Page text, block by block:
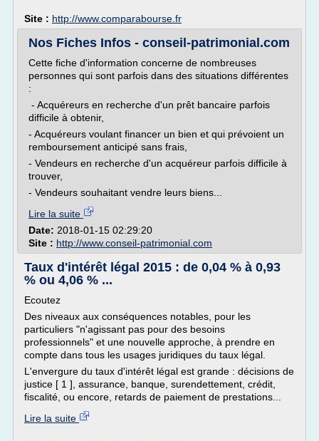
Site : http://www.comparabourse.fr
Nos Fiches Infos - conseil-patrimonial.com
Cette fiche d'information concerne de nombreuses
personnes qui sont parfois dans des situations différentes
:
- Acquéreurs en recherche d'un prêt bancaire parfois
difficile à obtenir,
- Acquéreurs voulant financer un bien et qui prévoient un
remboursement anticipé sans frais,
- Vendeurs en recherche d'un acquéreur parfois difficile à
trouver,
- Vendeurs souhaitant vendre leurs biens...
Lire la suite
Date: 2018-01-15 02:29:20
Site : http://www.conseil-patrimonial.com
Taux d'intérêt légal 2015 : de 0,04 % à 0,93
% ou 4,06 % ...
Ecoutez
Des niveaux aux conséquences notables, pour les
particuliers "n'agissant pas pour des besoins
professionnels" et une nouvelle approche, à prendre en
compte dans tous les usages juridiques du taux légal.
L'envergure du taux d'intérêt légal est grande : décisions de
justice [ 1 ], assurance, banque, surendettement, crédit,
fiscalité, ou encore, retards de paiement de prestations...
Lire la suite